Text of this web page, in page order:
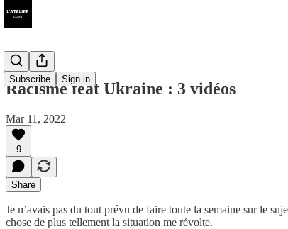
Subscribe Sign in
Racisme feat Ukraine : 3 vidéos
Mar 11, 2022
9
Share
Je n’avais pas du tout prévu de faire toute la semaine sur le
chose de plus tellement la situation me révolte.